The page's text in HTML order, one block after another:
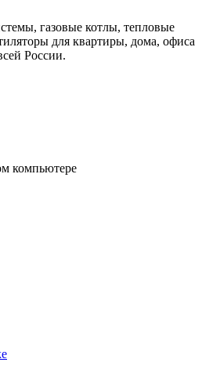
газовые котлы, тепловые
для квартиры, дома, офиса
России.
компьютере